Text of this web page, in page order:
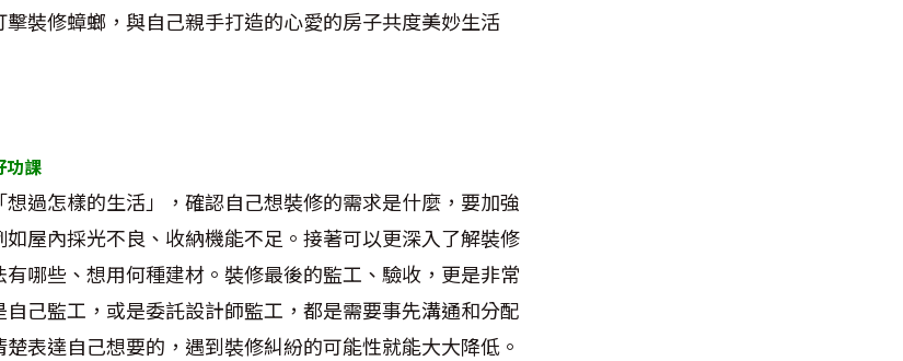
裝修蟑螂，與自己親手打造的心愛的房子共度美妙生活
功課
過怎樣的生活」，確認自己想裝修的需求是什麼，要加強
屋內採光不良、收納機能不足。接著可以更深入了解裝修
哪些、想用何種建材。裝修最後的監工、驗收，更是非常
己監工，或是委託設計師監工，都是需要事先溝通和分配
表達自己想要的，遇到裝修糾紛的可能性就能大大降低。